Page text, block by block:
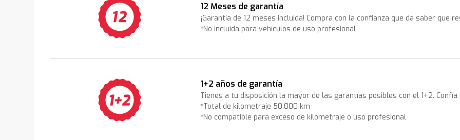
12 Meses de garantía
¡Garantía de 12 meses incluida! Compra con la confianza que da saber
*No incluida para vehículos de uso profesional
1+2 años de garantía
Tienes a tu disposición la mayor de las garantías posibles con el 1+2.
*Total de kilometraje 50.000 km
*No compatible para exceso de kilometraje o uso profesional